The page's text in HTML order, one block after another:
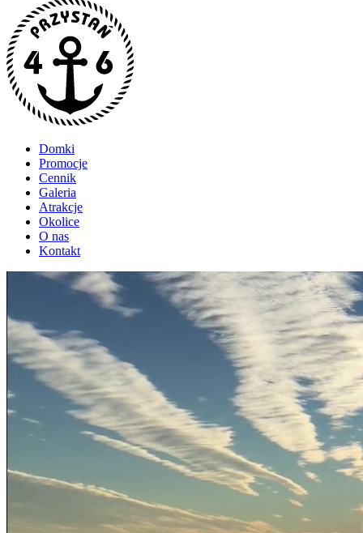
Domki
Promocje
Cennik
Galeria
Atrakcje
Okolice
O nas
Kontakt